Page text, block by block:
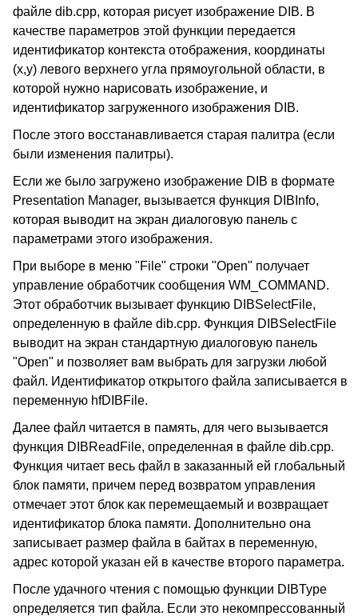
файле dib.cpp, которая рисует изображение DIB. В
качестве параметров этой функции передается
идентификатор контекста отображения, координаты
(x,y) левого верхнего угла прямоугольной области, в
которой нужно нарисовать изображение, и
идентификатор загруженного изображения DIB.
После этого восстанавливается старая палитра (если
были изменения палитры).
Если же было загружено изображение DIB в формате
Presentation Manager, вызывается функция DIBInfo,
которая выводит на экран диалоговую панель с
параметрами этого изображения.
При выборе в меню "File" строки "Open" получает
управление обработчик сообщения WM_COMMAND.
Этот обработчик вызывает функцию DIBSelectFile,
определенную в файле dib.cpp. Функция DIBSelectFile
выводит на экран стандартную диалоговую панель
"Open" и позволяет вам выбрать для загрузки любой
файл. Идентификатор открытого файла записывается в
переменную hfDIBFile.
Далее файл читается в память, для чего вызывается
функция DIBReadFile, определенная в файле dib.cpp.
Функция читает весь файл в заказанный ей глобальный
блок памяти, причем перед возвратом управления
отмечает этот блок как перемещаемый и возвращает
идентификатор блока памяти. Дополнительно она
записывает размер файла в байтах в переменную,
адрес которой указан ей в качестве второго параметра.
После удачного чтения с помощью функции DIBType
определяется тип файла. Если это некомпрессованный